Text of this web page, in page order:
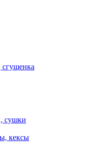
сгущенка
сушки
кексы